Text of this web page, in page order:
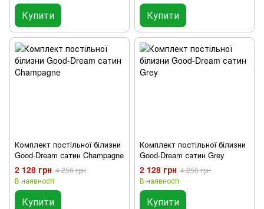
Купити Купити
Комплект постільної білизни
Good-Dream сатин Champagne
2 128 грн 4 256 грн
В наявності
Купити
Комплект постільної білизни
Good-Dream сатин Grey
2 128 грн 4 256 грн
В наявності
Купити